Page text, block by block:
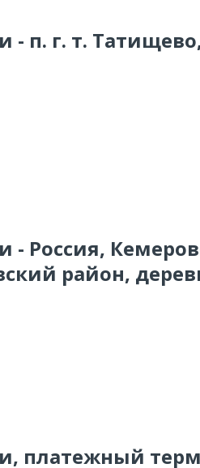
- п. г. т.
- Россия,
район,
платежный